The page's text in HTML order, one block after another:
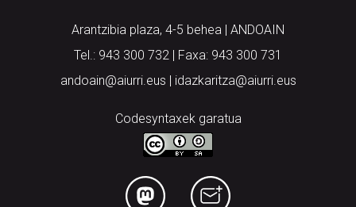
Arantzibia plaza, 4-5 behea | ANDOAIN
Tel.: 943 300 732 | Faxa: 943 300 731
andoain@aiurri.eus | idazkaritza@aiurri.eus
Codesyntaxek garatua